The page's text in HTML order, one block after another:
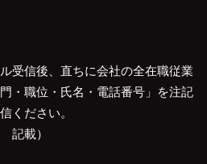
受信後、直ちに会社の全在職従業
・職位・氏名・電話番号」を注記
ください。
記載）